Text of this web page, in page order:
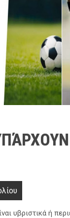
υβριστικά ή